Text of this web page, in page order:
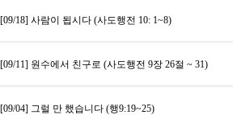
[09/18] 사람이 됩시다 (사도행전 10: 1~8)
[09/11] 원수에서 친구로 (사도행전 9장 26절 ~ 31)
[09/04] 그럴 만 했습니다 (행9:19~25)